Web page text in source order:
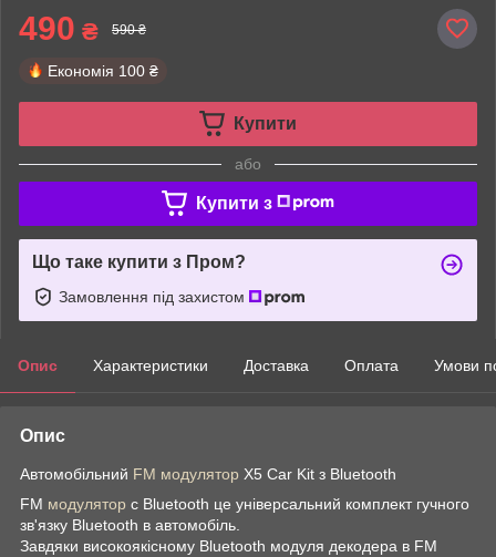
490 ₴ 590 ₴
Економія 100 ₴
Купити
або
Купити з
Що таке купити з Пром?
Замовлення під захистом
Опис Характеристики Доставка Оплата Умови
Опис
Автомобільний FM модулятор X5 Car Kit з Bluetooth
FM модулятор c Bluetooth це універсальний комплект гучного
зв'язку Bluetooth в автомобіль.
Завдяки високоякісному Bluetooth модуля декодера в FM